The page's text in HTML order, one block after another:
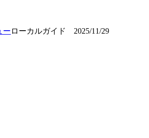
ー ローカルガイド 2025/11/29